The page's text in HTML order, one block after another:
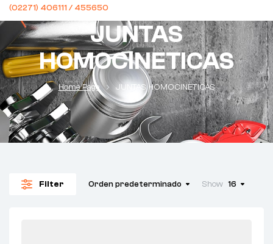
(02271) 406111 / 455650
JUNTAS
HOMOCINETICAS
Home Page JUNTAS HOMOCINETICAS
Filter Orden predeterminado Show 16